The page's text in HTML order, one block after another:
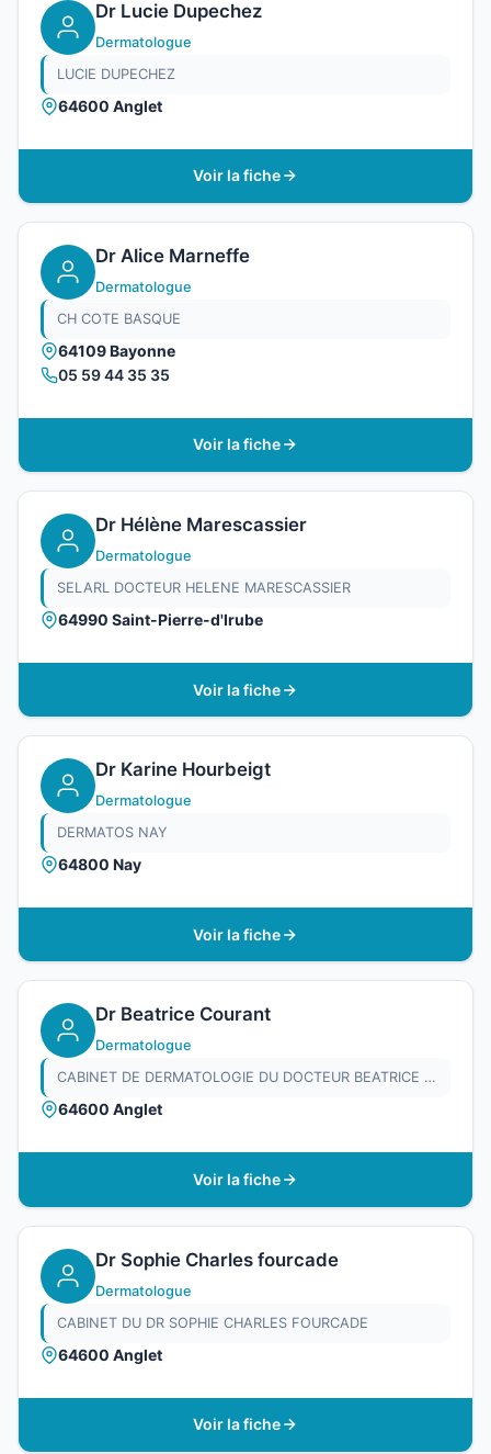
Dr Lucie Dupechez
Dermatologue
LUCIE DUPECHEZ
64600 Anglet
Voir la fiche
Dr Alice Marneffe
Dermatologue
CH COTE BASQUE
64109 Bayonne
05 59 44 35 35
Voir la fiche
Dr Hélène Marescassier
Dermatologue
SELARL DOCTEUR HELENE MARESCASSIER
64990 Saint-Pierre-d'Irube
Voir la fiche
Dr Karine Hourbeigt
Dermatologue
DERMATOS NAY
64800 Nay
Voir la fiche
Dr Beatrice Courant
Dermatologue
CABINET DE DERMATOLOGIE DU DOCTEUR BEATRICE COURANT
64600 Anglet
Voir la fiche
Dr Sophie Charles fourcade
Dermatologue
CABINET DU DR SOPHIE CHARLES FOURCADE
64600 Anglet
Voir la fiche